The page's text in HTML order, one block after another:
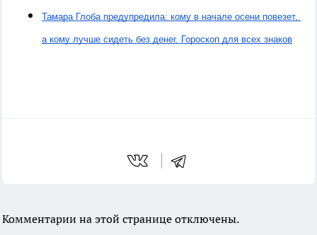
Тамара Глоба предупредила: кому в начале осени повезет,
а кому лучше сидеть без денег. Гороскоп для всех знаков
Комментарии на этой странице отключены.